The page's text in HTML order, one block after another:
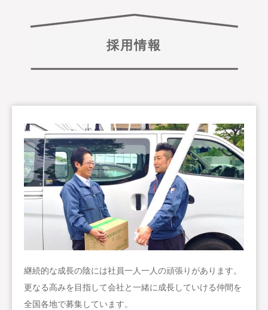
採用情報
継続的な成長の陰には社員一人一人の頑張りがあります。
更なる高みを目指して会社と一緒に成長していける仲間を
全国各地で募集しています。